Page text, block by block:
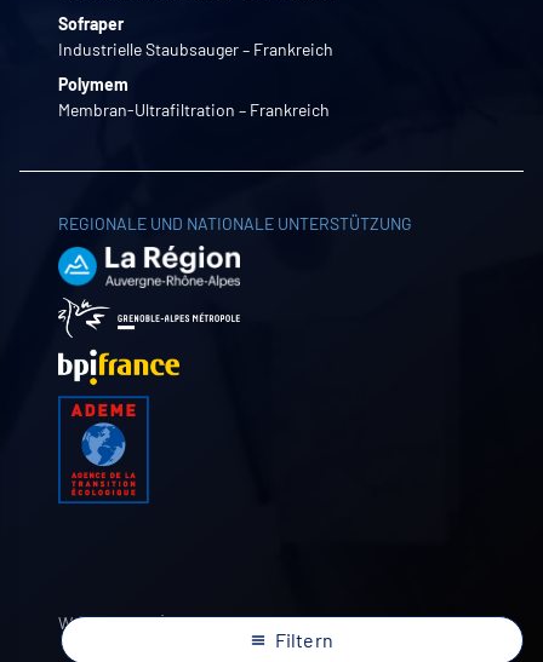
Filtern
Sofraper
Industrielle Staubsauger – Frankreich
Polymem
Membran-Ultrafiltration – Frankreich
REGIONALE UND NATIONALE UNTERSTÜTZUNG
Website von